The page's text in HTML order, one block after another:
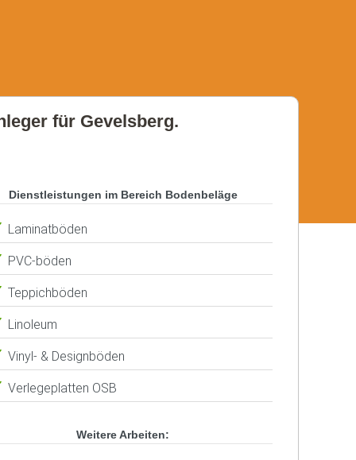
für Gevelsberg.
Dienstleistungen im Bereich Bodenbeläge
Laminatböden
PVC-böden
Teppichböden
Linoleum
Vinyl- & Designböden
Verlegeplatten OSB
Weitere Arbeiten: